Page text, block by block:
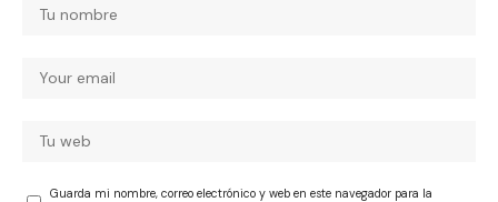
Guarda mi nombre, correo electrónico y web en este navegador para la